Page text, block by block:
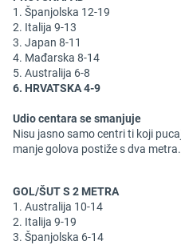
1. Španjolska 12-19
2. Italija 9-13
3. Japan 8-11
4. Mađarska 8-14
5. Australija 6-8
6. HRVATSKA 4-9
Udio centara se smanjuje
Nisu jasno samo centri ti koji
manje golova postiže s dva metra.
GOL/ŠUT S 2 METRA
1. Australija 10-14
2. Italija 9-19
3. Španjolska 6-14